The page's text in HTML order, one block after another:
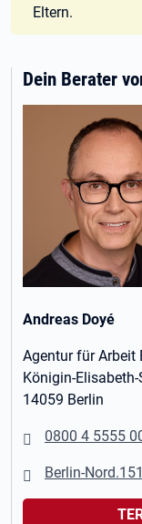
Eltern.
Dein Berater
Andreas Doyé
Agentur für Arbeit
Königin-Elisabeth-
14059 Berlin
0800 4 5555
Berlin-